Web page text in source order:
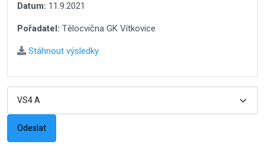
Datum: 11.9.2021
Pořadatel: Tělocvična GK Vítkovice
Stáhnout výsledky